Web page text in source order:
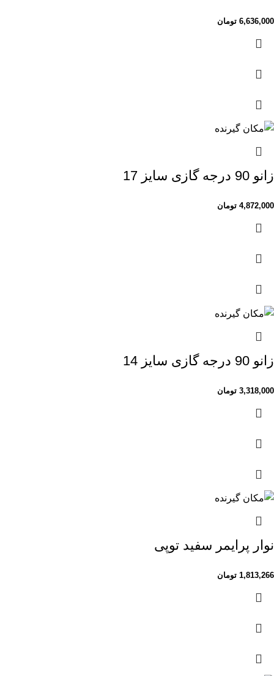
6,636,000 تومان
زانو 90 درجه گازی سایز 17
4,872,000 تومان
زانو 90 درجه گازی سایز 14
3,318,000 تومان
نوار پرایمر سفید توپی
1,813,266 تومان